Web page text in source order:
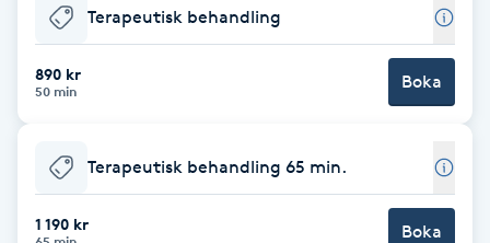
Babylights
Balayage
Bambumassage
Barber
Terapeutisk behandling
890 kr
50 min Boka
Terapeutisk behandling 65 min.
1 190 kr Boka